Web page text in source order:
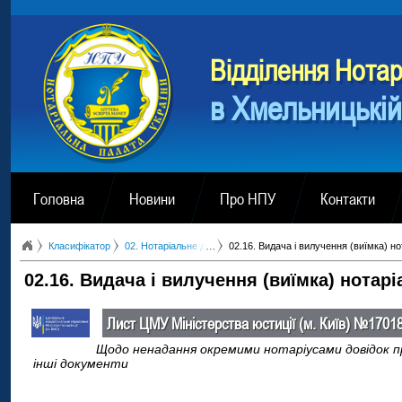
Вiддiлення
в
Головна Новини Про НПУ Контакти
Класифікатор 02. Нотаріальне діловодство02.16. Видача і вилучення (виїмка)
02.16. Видача і вилучення (виїмка)
Лист ЦМУ Міністерства юстиції (м. Київ)
Щодо ненадання окремими нотаріусами довідок
інші документи